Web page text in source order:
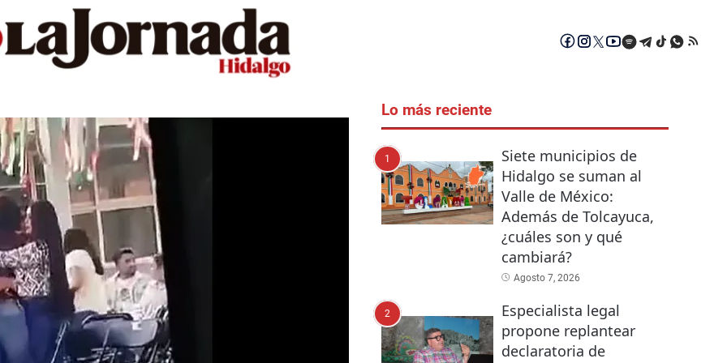
Lo más reciente
1
Siete municipios de
Hidalgo se suman al
Valle de México:
Además de Tolcayuca,
¿cuáles son y qué
cambiará?
Agosto 7, 2026
2
Especialista legal
propone replantear
declaratoria de